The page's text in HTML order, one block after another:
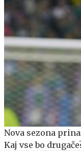
Nova sezona
Kaj vse bo